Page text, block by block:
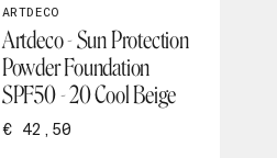
ARTDECO
Artdeco - Sun Protection
Powder Foundation
SPF50 - 20 Cool Beige
€ 42,50